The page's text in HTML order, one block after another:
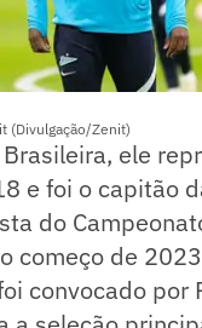
(Divulgação/Zenit)
ele
e foi o capitão
do
começo de
convocado por